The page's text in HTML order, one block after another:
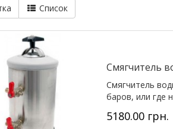
Список
Смягчитель
Смягчитель
баров, или где
5180.00 грн.